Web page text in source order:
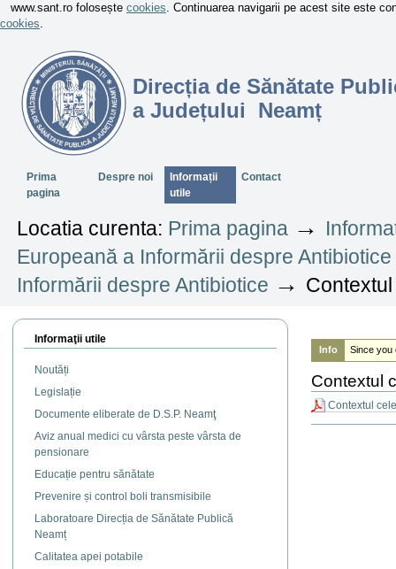
www.sant.ro folosește cookies. Continuarea navigarii pe acest site este
cookies.
Direcția de Sănătate
a Județului Neamț
SectiuniPrima
pagina
Despre noi
Informații
utile
Contact
Locatia curenta: Prima pagina →
Europeană a Informării despre Antibiotice
Informării despre Antibiotice →
Informaţii utile
Noutăți
Legislație
Documente eliberate de D.S.P. Neamţ
Aviz anual medici cu vârsta peste vârsta de
pensionare
Educație pentru sănătate
Prevenire și control boli transmisibile
Laboratoare Direcția de Sănătate Publică
Neamț
Calitatea apei potabile
Info Since you
Contextul
Contextul